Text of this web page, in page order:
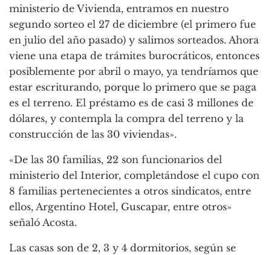
ministerio de Vivienda, entramos en nuestro
segundo sorteo el 27 de diciembre (el primero fue
en julio del año pasado) y salimos sorteados. Ahora
viene una etapa de trámites burocráticos, entonces
posiblemente por abril o mayo, ya tendríamos que
estar escriturando, porque lo primero que se paga
es el terreno. El préstamo es de casi 3 millones de
dólares, y contempla la compra del terreno y la
construcción de las 30 viviendas».
«De las 30 familias, 22 son funcionarios del
ministerio del Interior, completándose el cupo con
8 familias pertenecientes a otros sindicatos, entre
ellos, Argentino Hotel, Guscapar, entre otros»
señaló Acosta.
Las casas son de 2, 3 y 4 dormitorios, según se